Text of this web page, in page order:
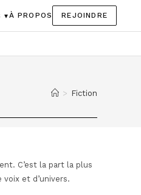
▾À PROPOS REJOINDRE
> Fiction
C’est la part la plus
et d’univers.